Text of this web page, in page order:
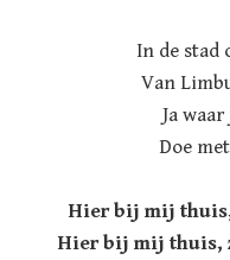
In de stad
Van
Ja
Doe
Hier bij mij
Hier bij mij thuis,